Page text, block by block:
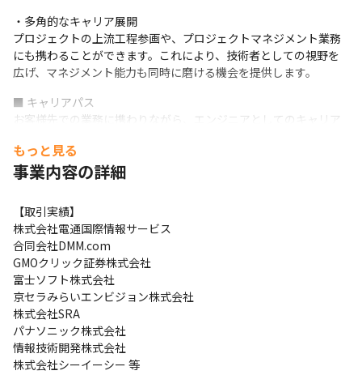
・多角的なキャリア展開
プロジェクトの上流工程参画や、プロジェクトマネジメント業務
にも携わることができます。これにより、技術者としての視野を
広げ、マネジメント能力も同時に磨ける機会を提供します。
■ キャリアパス
お客様先での業務に携わりながら、エンジニアとしてのキャリア
その後、
・技術リーダーへ成長の機会を提供
と進化します。専門知識を活かし、新たな技術採用やアーキテク
チャ設計の方向性を定めます。
・上流工程への挑戦
プロジェクト全体の方向性や戦略を担当し、プロジェクトマネー
ジャーや上流工程のリーダーとして、チームやプロジェクトを成
功に導きます。
・組織マネジメント
技術的なキャリアを超え、組織やチームのマネジメントに関わる
ことも可能です。組織全体の方向性や戦略を考える役職に挑戦
もっと見る
事業内容の詳細
【取引実績】
株式会社電通国際情報サービス
合同会社DMM.com
GMOクリック証券株式会社
富士ソフト株式会社
京セラみらいエンビジョン株式会社
株式会社SRA
パナソニック株式会社
情報技術開発株式会社
株式会社シーイーシー 等